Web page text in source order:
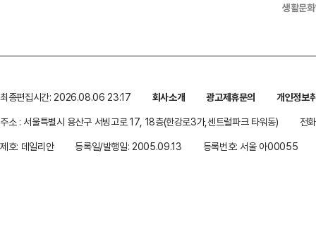
생활문
최종편집시간: 2026.08.06 23:17 회사소개 광고제휴문의
개인정보
주소 : 서울특별시 용산구 서빙고로 17, 18층(한강로3가,센트럴파크 타워동)
전
제호: 데일리안
등록일/발행일: 2005.09.13 등록번호: 서울 아00055